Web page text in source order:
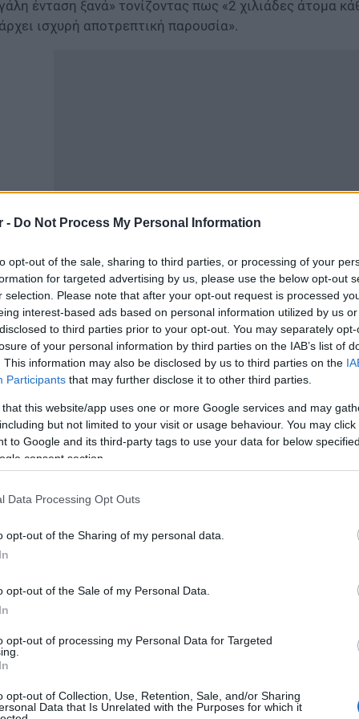
- Do Not Process My Personal Information
opt-out of the sale, sharing to third parties, or processing of your
for targeted advertising by us, please use the below opt-out
selection. Please note that after your opt-out request is processed
interest-based ads based on personal information utilized by us
to third parties prior to your opt-out. You may separately
of your personal information by third parties on the IAB’s list of
This information may also be disclosed by us to third parties on the
Participants that may further disclose it to other third parties.
that this website/app uses one or more Google services and may
but not limited to your visit or usage behaviour. You may
to Google and its third-party tags to use your data for below
consent section.
Data Processing Opt Outs
opt-out of the Sharing of my personal data.
opt-out of the Sale of my Personal Data.
opt-out of processing my Personal Data for Targeted
opt-out of Collection, Use, Retention, Sale, and/or Sharing
Data that Is Unrelated with the Purposes for which it
ένταση ξανά» τονίζοντας πως «2 χιλιάδες άτομα
ισχυρή αποτρεπτική παρουσία».
ανέφερε «τα σύνορα θα ενισχυθούν με επιπλέον 250
σε όλο το μήκος του ποταμού».
με την ανακοίνωση της ΜΚΟ «Human Rights
όπου εντοπίστηκαν οι 38 πρόσφυγες βρισκόταν επί
οφείλει μία μεγάλη συγγνώμη – όχι στην
όλη την προσπάθεια που κάνουν καθημερινά».
αφορά την αστυνομική παρουσία στα πανεπιστήμια
Πανεπιστημιακών Ιδρυμάτων (Ο.Π.Π.Ι.) που
εκεί για την αντιμετώπιση φαινομένων εμπορίου
φαινομένων» ενώ τόνισε πως «καμία σχέση δεν
σχέσεις των φοιτητών», υπογραμμίζοντας
με τις αντιδράσεις που προκλήθηκαν για την
ξεκαθάρισε πως «ο ρόλος των Ο.Π.Π.Ι είναι
οπλισμό, μέχρι έως ότου υπάρξει πλήρης
από άλλες δυνάμεις της ΕΛ.ΑΣ».